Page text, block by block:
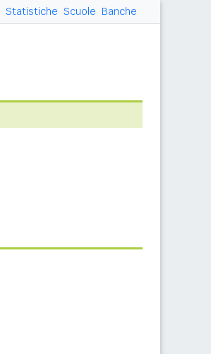
Statistiche Scuole Banche